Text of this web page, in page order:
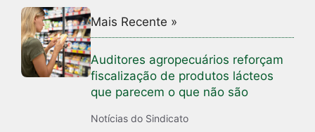
Mais Recente »
Auditores agropecuários reforçam
fiscalização de produtos lácteos
que parecem o que não são
Notícias do Sindicato